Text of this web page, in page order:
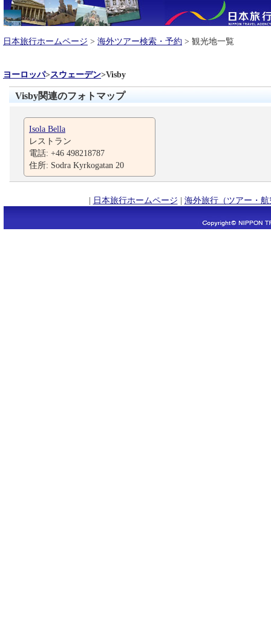
日本旅行ホームページ > 海外ツアー検索・予約 > 観光地一覧
ヨーロッパ>スウェーデン>Visby
Visby関連のフォトマップ
Isola Bella
レストラン
電話: +46 498218787
住所: Sodra Kyrkogatan 20
| 日本旅行ホームページ | 海外旅行（ツアー・航